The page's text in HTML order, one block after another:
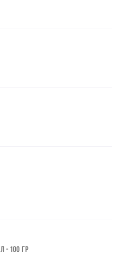
ГОВЯДИНА ГЛАЗНОЙ МУСКУЛ - 100 ГР